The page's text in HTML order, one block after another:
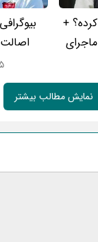
+
نمایش مطالب بیشتر